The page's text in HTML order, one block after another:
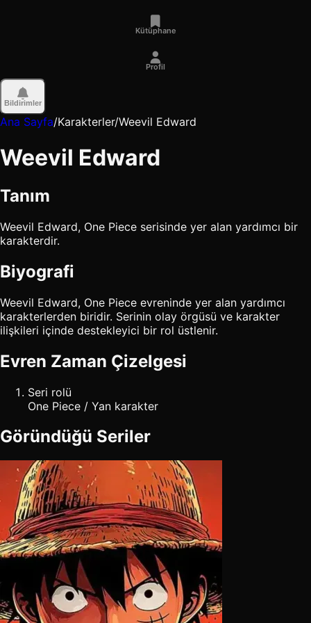
Kütüphane
Profil
Bildirimler
Ana Sayfa/Karakterler/Weevil Edward
Weevil Edward
Tanım
Weevil Edward, One Piece serisinde yer alan yardımcı bir
karakterdir.
Biyografi
Weevil Edward, One Piece evreninde yer alan yardımcı
karakterlerden biridir. Serinin olay örgüsü ve karakter
ilişkileri içinde destekleyici bir rol üstlenir.
Evren Zaman Çizelgesi
Seri rolü
One Piece / Yan karakter
Göründüğü Seriler